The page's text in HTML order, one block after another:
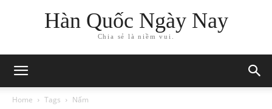
Hàn Quốc Ngày Nay
Chia sẻ là niềm vui.
Home Tags Nấm